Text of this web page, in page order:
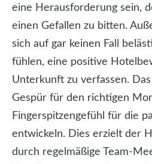
eine Herausforderung sein,
einen Gefallen zu bitten.
sich auf gar keinen Fall
fühlen, eine positive
Unterkunft zu verfassen.
Gespür für den richtigen
Fingerspitzengefühl für die
entwickeln. Dies erzielt der
durch regelmäßige Team-